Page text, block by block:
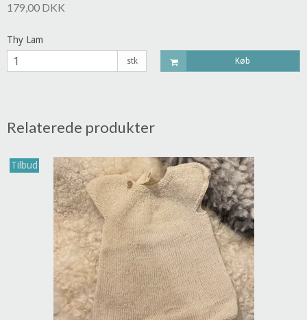
179,00 DKK
Thy Lam
stk Køb
Relaterede produkter
Tilbud